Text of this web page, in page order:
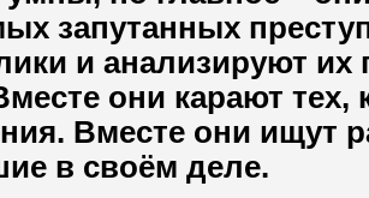
запутанных
и анализируют
они карают
Вместе они ищут
в своём деле.